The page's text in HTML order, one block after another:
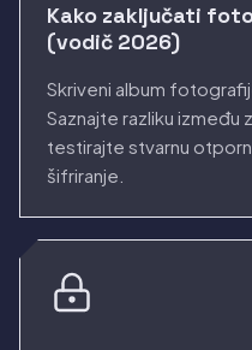
Kako zaključati
(vodič 2026)
Skriveni album
Saznajte razliku između
testirajte stvarnu
šifriranje.